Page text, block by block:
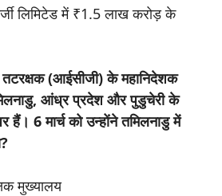
लिमिटेड में ₹1.5 लाख करोड़ के
तटरक्षक (आईसीजी) के महानिदेशक
आंध्र प्रदेश और पुडुचेरी के
हैं। 6 मार्च को उन्होंने तमिलनाडु में
मुख्यालय